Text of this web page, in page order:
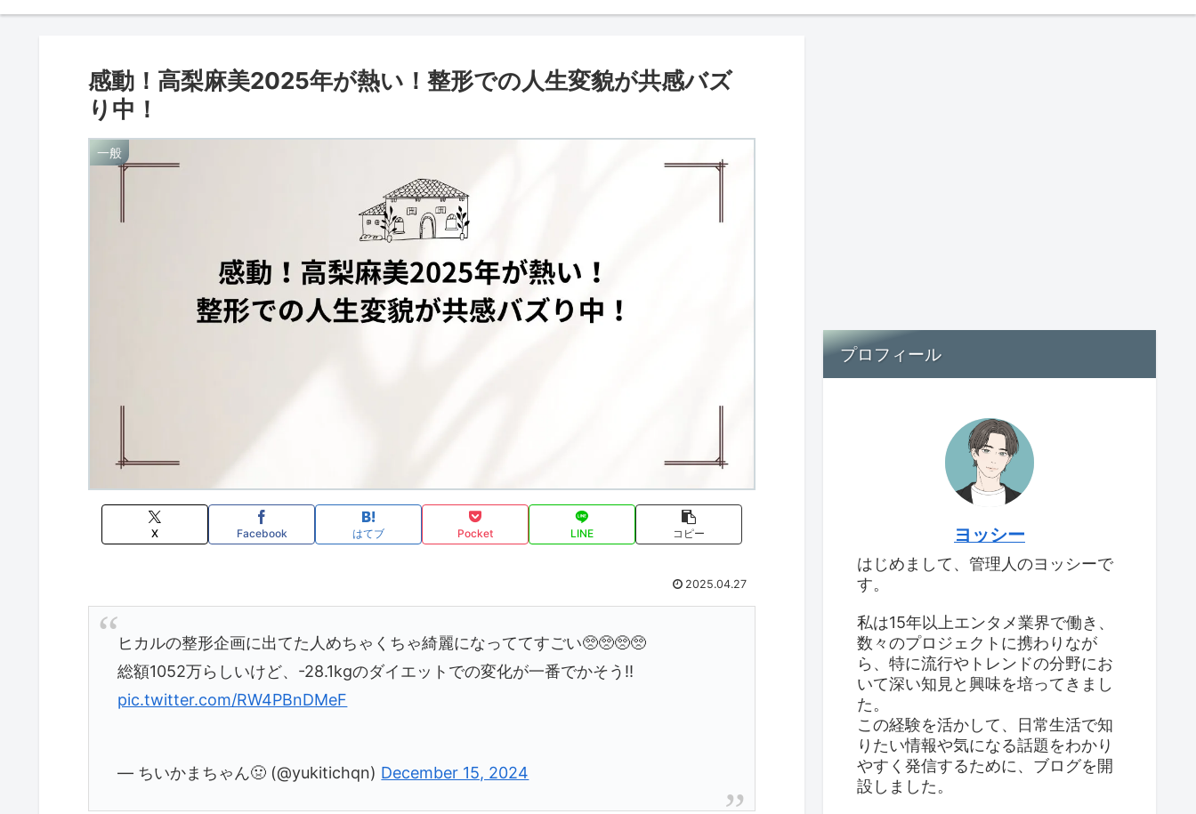
感動！高梨麻美2025年が熱い！整形での人生変貌が共感バズ
り中！
一般
X Facebook はてブ Pocket LINE コピー
2025.04.27
ヒカルの整形企画に出てた人めちゃくちゃ綺麗になっててすごい🥺🥺🥺🥺
総額1052万らしいけど、-28.1kgのダイエットでの変化が一番でかそう‼️
pic.twitter.com/RW4PBnDMeF
— ちいかまちゃん🤢 (@yukitichqn) December 15, 2024
プロフィール
ヨッシー
はじめまして、管理人のヨッシーで
す。
私は15年以上エンタメ業界で働き、
数々のプロジェクトに携わりなが
ら、特に流行やトレンドの分野にお
いて深い知見と興味を培ってきまし
た。
この経験を活かして、日常生活で知
りたい情報や気になる話題をわかり
やすく発信するために、ブログを開
設しました。